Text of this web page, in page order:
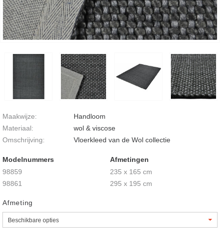
Maakwijze:
Handloom
Materiaal:
wol & viscose
Omschrijving:
Vloerkleed van de Wol collectie
Modelnummers
Afmetingen
98859
98861
235 x 165 cm
295 x 195 cm
Afmeting